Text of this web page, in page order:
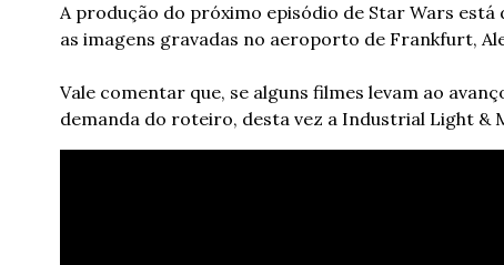
A produção do próximo episódio de Star Wars
as imagens gravadas no aeroporto de Frankfurt,
Vale comentar que, se alguns filmes levam ao
demanda do roteiro, desta vez a Industrial Light &